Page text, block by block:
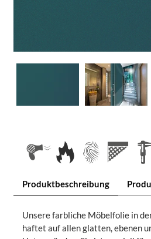
Produktbeschreibung
Unsere farbliche Möbelfolie in
haftet auf allen glatten, ebenen